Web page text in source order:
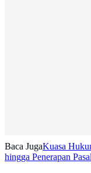
Baca JugaKuasa
hingga Penerapan